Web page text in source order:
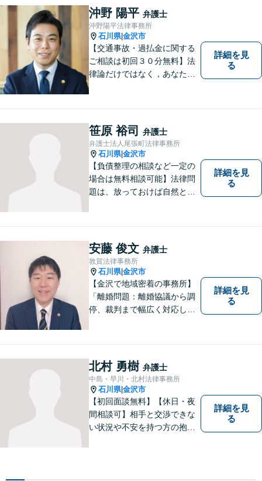
ジあります。
沖野 陽平 弁護士
沖野陽平法律事務所
石川県|金沢市
【交通事故・過払金に関する
ご相談は初回３０分無料】法
律論だけではなく，あなたの
詳細を見
る
笹原 裕司 弁護士
弁護士法人尾張町法律事務所
石川県|金沢市
【負債整理の相談など一定の
場合は無料相談可能】法律問
題は、放っておけば自然と解
行うことが、解決への近道と
なります。 お気軽にご相談く
ださい。
詳細を見
る
安藤 俊文 弁護士
敦賀法律事務所
石川県|金沢市
【金沢で地域密着の事務所】
「離婚問題：離婚協議から調
停、裁判まで幅広く対応し、
「交通事故：24時間受付可／
弁護士が介入することで賠償
金の大幅な増額が実現できる
ケースあり」【休日・夜間相
談可】
詳細を見
る
北村 勇樹 弁護士
中島・早川・北村法律事務所
石川県|金沢市
【初回面談無料】【休日・夜
間相談可】相手と交渉できな
い状況や不安を持つ方の抱え
護士に話を聞いてもらうこと
詳細を見
る